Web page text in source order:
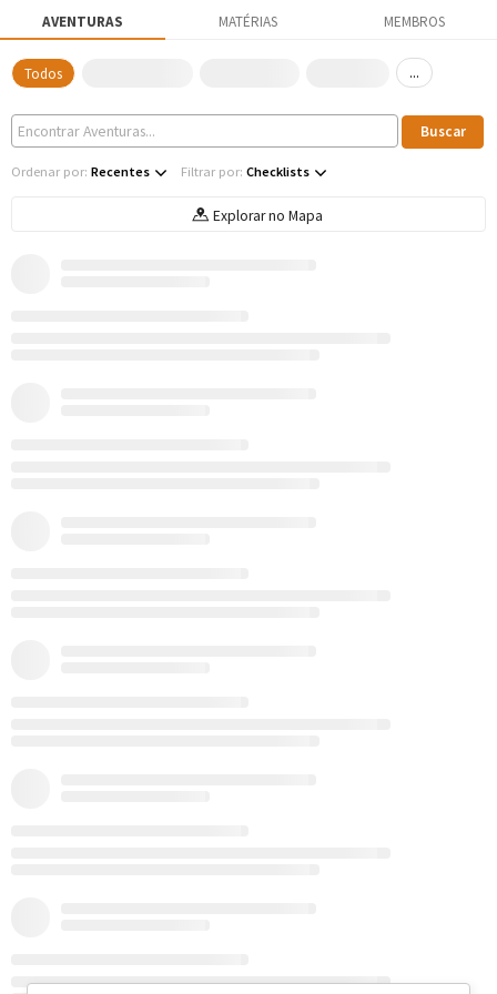
AVENTURAS MATÉRIAS MEMBROS
Todos ...
Ordenar por: Recentes Filtrar por: Checklists
Explorar no Mapa